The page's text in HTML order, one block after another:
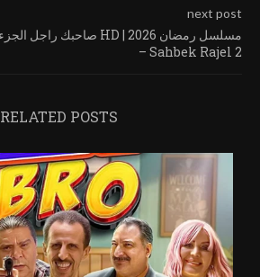
next post
– Sahbek Rajel 2
RELATED POSTS